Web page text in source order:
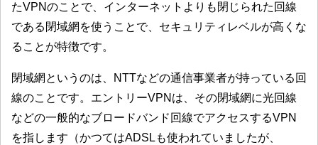
たVPNのことで、インターネットよりも閉じられた回線
である閉域網を使うことで、セキュリティレベルが高くな
ることが特徴です。
閉域網というのは、NTTなどの通信事業者が持っている回
線のことです。エントリーVPNは、その閉域網に光回線
などの一般的なブロードバンド回線でアクセスするVPN
を指します（かつてはADSLも使われていましたが、